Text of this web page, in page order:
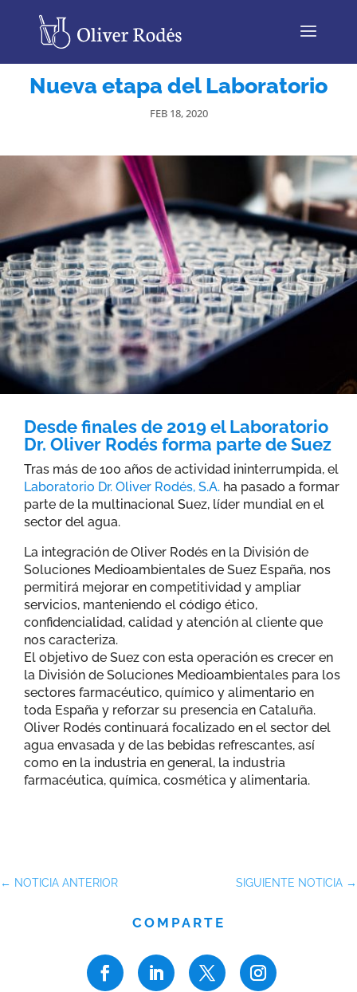
Nueva etapa del Laboratorio
FEB 18, 2020
Desde finales de 2019 el Laboratorio
Dr. Oliver Rodés forma parte de Suez
Tras más de 100 años de actividad ininterrumpida, el
Laboratorio Dr. Oliver Rodés, S.A. ha pasado a formar
parte de la multinacional Suez, líder mundial en el
sector del agua.
La integración de Oliver Rodés en la División de
Soluciones Medioambientales de Suez España, nos
permitirá mejorar en competitividad y ampliar
servicios, manteniendo el código ético,
confidencialidad, calidad y atención al cliente que
nos caracteriza.
El objetivo de Suez con esta operación es crecer en
la División de Soluciones Medioambientales para los
sectores farmacéutico, químico y alimentario en
toda España y reforzar su presencia en Cataluña.
Oliver Rodés continuará focalizado en el sector del
agua envasada y de las bebidas refrescantes, así
como en la industria en general, la industria
farmacéutica, química, cosmética y alimentaria.
← NOTICIA ANTERIOR SIGUIENTE NOTICIA →
COMPARTE